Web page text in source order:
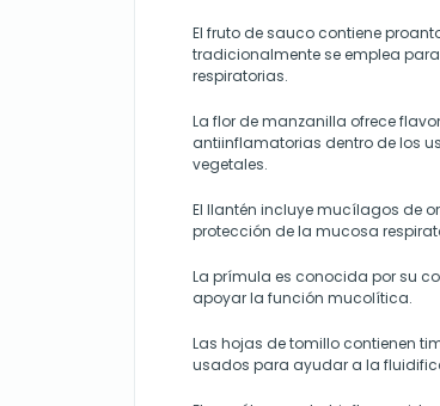
El fruto de sauco contiene
tradicionalmente se emplea
respiratorias.
La flor de manzanilla ofrece
antiinflamatorias dentro de los
vegetales.
El llantén incluye mucílagos de
protección de la mucosa
La prímula es conocida por su
apoyar la función mucolítica.
Las hojas de tomillo contienen
usados para ayudar a la